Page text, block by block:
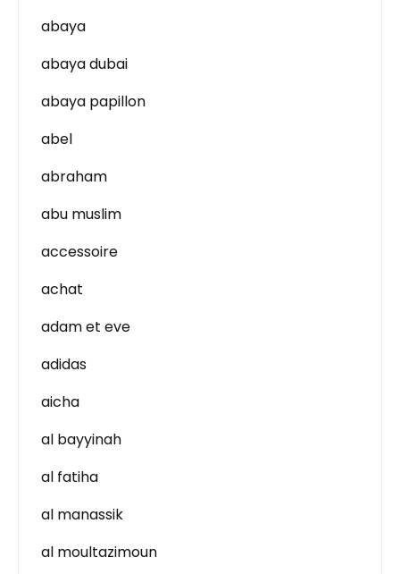
abaya
abaya dubai
abaya papillon
abel
abraham
abu muslim
accessoire
achat
adam et eve
adidas
aicha
al bayyinah
al fatiha
al manassik
al moultazimoun